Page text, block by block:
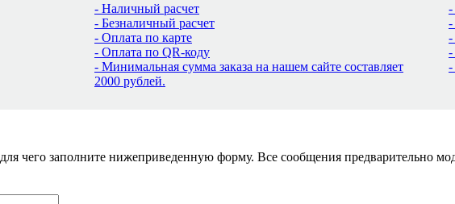
- Наличный расчет
- Безналичный расчет
- Оплата по карте
- Оплата по QR-коду
- Минимальная сумма заказа на нашем сайте составляет
2000 рублей.
-
-
-
-
-
чего заполните нижеприведенную форму. Все сообщения предварительно